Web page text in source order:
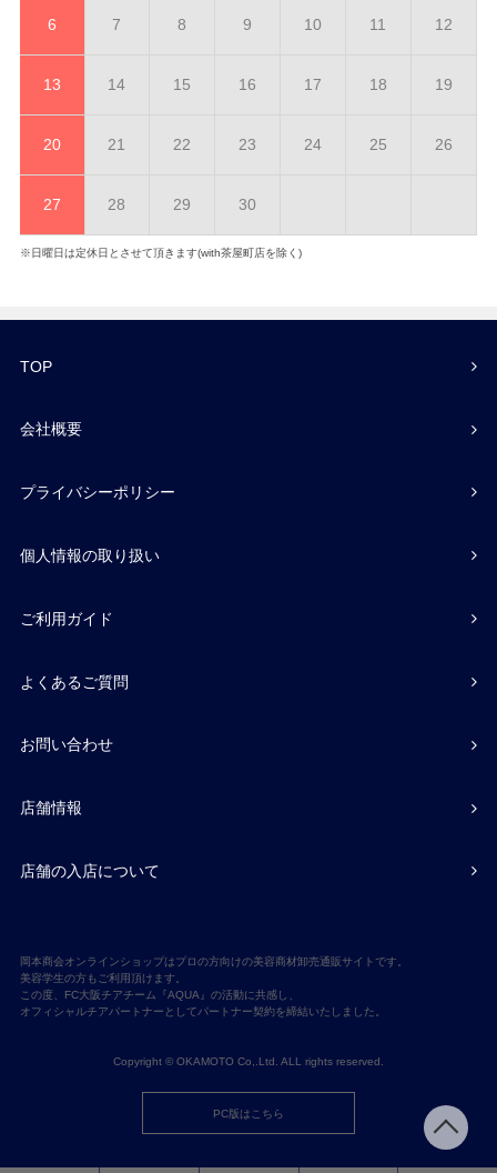
6 7 8 9 10 11 12
13 14 15 16 17 18 19
20 21 22 23 24 25 26
27 28 29 30
※日曜日は定休日とさせて頂きます(with茶屋町店を除く)
TOP
会社概要
プライバシーポリシー
個人情報の取り扱い
ご利用ガイド
よくあるご質問
お問い合わせ
店舗情報
店舗の入店について
岡本商会オンラインショップはプロの方向けの美容商材卸売通販サイトです。
美容学生の方もご利用頂けます。
この度、FC大阪チアチーム『AQUA』の活動に共感し、
オフィシャルチアパートナーとしてパートナー契約を締結いたしました。
Copyright © OKAMOTO Co,.Ltd. ALL rights reserved.
PC版はこちら